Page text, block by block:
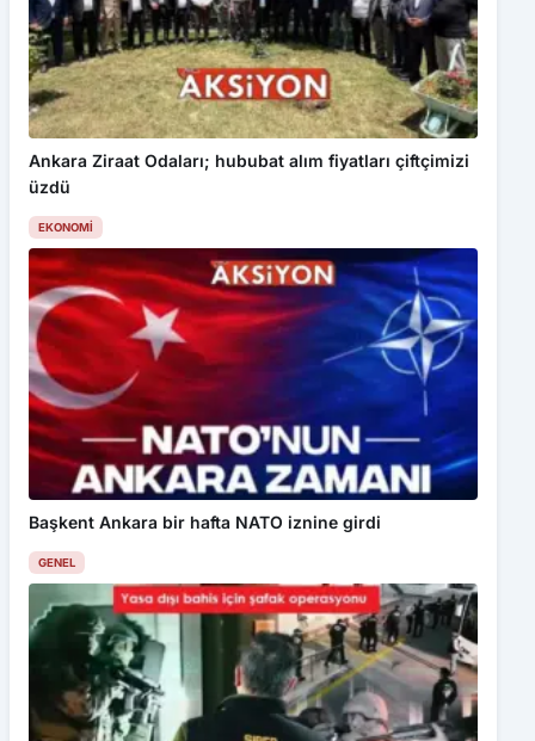
Ankara Ziraat Odaları; hububat alım fiyatları çiftçimizi
üzdü
EKONOMI
Başkent Ankara bir hafta NATO iznine girdi
GENEL